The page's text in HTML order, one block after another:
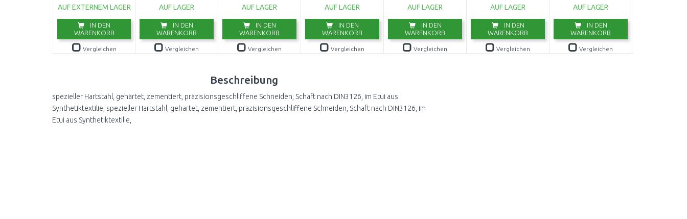
AUF EXTERNEM LAGER
IN DEN
WARENKORB
Vergleichen
AUF LAGER
IN DEN
WARENKORB
Vergleichen
AUF LAGER
IN DEN
WARENKORB
Vergleichen
AUF LAGER
IN DEN
WARENKORB
Vergleichen
AUF LAGER
IN DEN
WARENKORB
Vergleichen
AUF LAGER
IN DEN
WARENKORB
Vergleichen
AUF LAGER
IN DEN
WARENKORB
Vergleichen
Beschreibung
spezieller Hartstahl, gehärtet, zementiert, präzisionsgeschliffene Schneiden, Schaft nach DIN3126, im Etui aus
Synthetiktextilie, spezieller Hartstahl, gehärtet, zementiert, präzisionsgeschliffene Schneiden, Schaft nach DIN3126, im
Etui aus Synthetiktextilie,